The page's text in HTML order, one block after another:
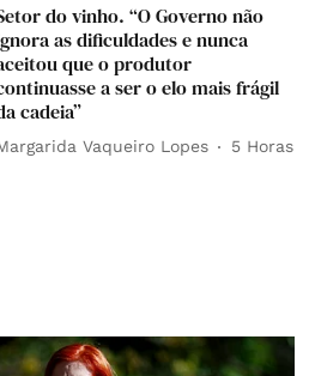
do vinho. “O Governo não
as dificuldades e nunca
que o produtor
a ser o elo mais frágil
cadeia”
Vaqueiro Lopes 5 Horas